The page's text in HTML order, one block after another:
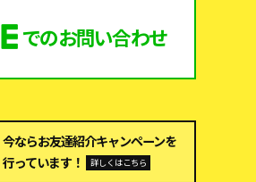
でのお問い合わせ
今ならお友達紹介キャンペーンを
行っています！
詳しくはこちら